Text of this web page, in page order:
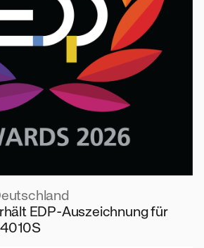
EDP-Auszeichnung für